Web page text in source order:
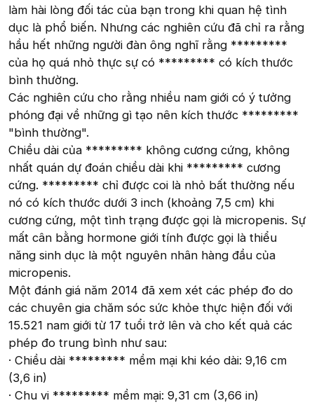
làm hài lòng đối tác của bạn trong khi quan hệ tình
dục là phổ biến. Nhưng các nghiên cứu đã chỉ ra rằng
hầu hết những người đàn ông nghĩ rằng *********
của họ quá nhỏ thực sự có ********* có kích thước
bình thường.
Các nghiên cứu cho rằng nhiều nam giới có ý tưởng
phóng đại về những gì tạo nên kích thước *********
"bình thường".
Chiều dài của ********* không cương cứng, không
nhất quán dự đoán chiều dài khi ********* cương
cứng. ********* chỉ được coi là nhỏ bất thường nếu
nó có kích thước dưới 3 inch (khoảng 7,5 cm) khi
cương cứng, một tình trạng được gọi là micropenis. Sự
mất cân bằng hormone giới tính được gọi là thiểu
năng sinh dục là một nguyên nhân hàng đầu của
micropenis.
Một đánh giá năm 2014 đã xem xét các phép đo do
các chuyên gia chăm sóc sức khỏe thực hiện đối với
15.521 nam giới từ 17 tuổi trở lên và cho kết quả các
phép đo trung bình như sau:
· Chiều dài ********* mềm mại khi kéo dài: 9,16 cm
(3,6 in)
· Chu vi ********* mềm mại: 9,31 cm (3,66 in)